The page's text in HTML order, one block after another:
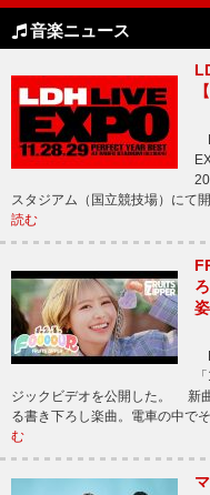
音楽ニュース
スタジアム（国立競技場）に
読む
姿
ジックビデオを公開した。 新
る書き下ろし楽曲。電車の中で
む